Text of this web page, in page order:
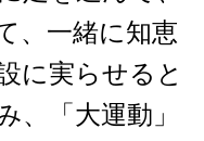
、一緒に知恵
に実らせると
、「大運動」